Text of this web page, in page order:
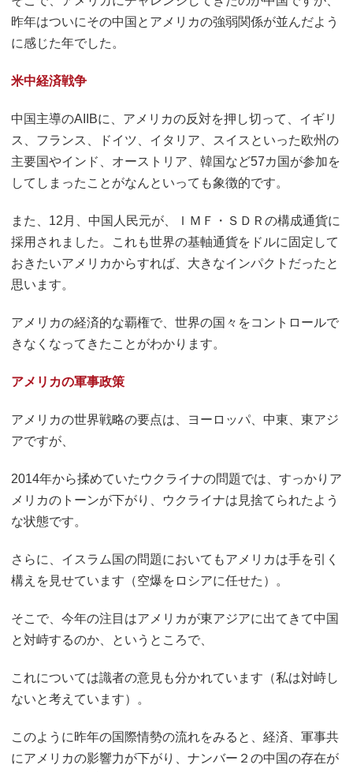
昨年はついにその中国とアメリカの強弱関係が並んだよう
に感じた年でした。
米中経済戦争
中国主導のAIIBに、アメリカの反対を押し切って、イギリ
ス、フランス、ドイツ、イタリア、スイスといった欧州の
主要国やインド、オーストリア、韓国など57カ国が参加を
してしまったことがなんといっても象徴的です。
また、12月、中国人民元が、ＩＭＦ・ＳＤＲの構成通貨に
採用されました。これも世界の基軸通貨をドルに固定して
おきたいアメリカからすれば、大きなインパクトだったと
思います。
アメリカの経済的な覇権で、世界の国々をコントロールで
きなくなってきたことがわかります。
アメリカの軍事政策
アメリカの世界戦略の要点は、ヨーロッパ、中東、東アジ
アですが、
2014年から揉めていたウクライナの問題では、すっかりア
メリカのトーンが下がり、ウクライナは見捨てられたよう
な状態です。
さらに、イスラム国の問題においてもアメリカは手を引く
構えを見せています（空爆をロシアに任せた）。
そこで、今年の注目はアメリカが東アジアに出てきて中国
と対峙するのか、というところで、
これについては識者の意見も分かれています（私は対峙し
ないと考えています）。
このように昨年の国際情勢の流れをみると、経済、軍事共
にアメリカの影響力が下がり、ナンバー２の中国の存在が